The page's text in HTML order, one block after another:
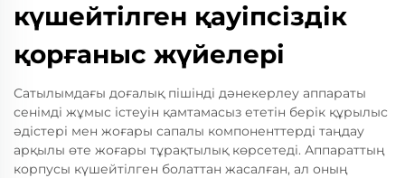
күшейтілген қауіпсіздік
қорғаныс жүйелері
Сатылымдағы доғалық пішінді дәнекерлеу аппараты
сенімді жұмыс істеуін қамтамасыз ететін берік құрылыс
әдістері мен жоғары сапалы компоненттерді таңдау
арқылы өте жоғары тұрақтылық көрсетеді. Аппараттың
корпусы күшейтілген болаттан жасалған, ал оның